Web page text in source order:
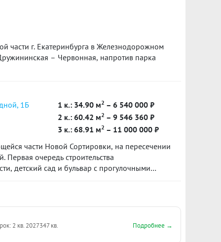
части г. Екатеринбурга в Железнодорожном
– Червонная, напротив парка
1Б
1 к.: 34.90 м2 – 6 540 000 ₽
2 к.: 60.42 м2 – 9 546 360 ₽
3 к.: 68.91 м2 – 11 000 000 ₽
части Новой Сортировки, на пересечении
очередь строительства
детский сад и бульвар с прогулочными
для отдыха и детских игр.
2 кв. 2027347 кв. Подробнее →